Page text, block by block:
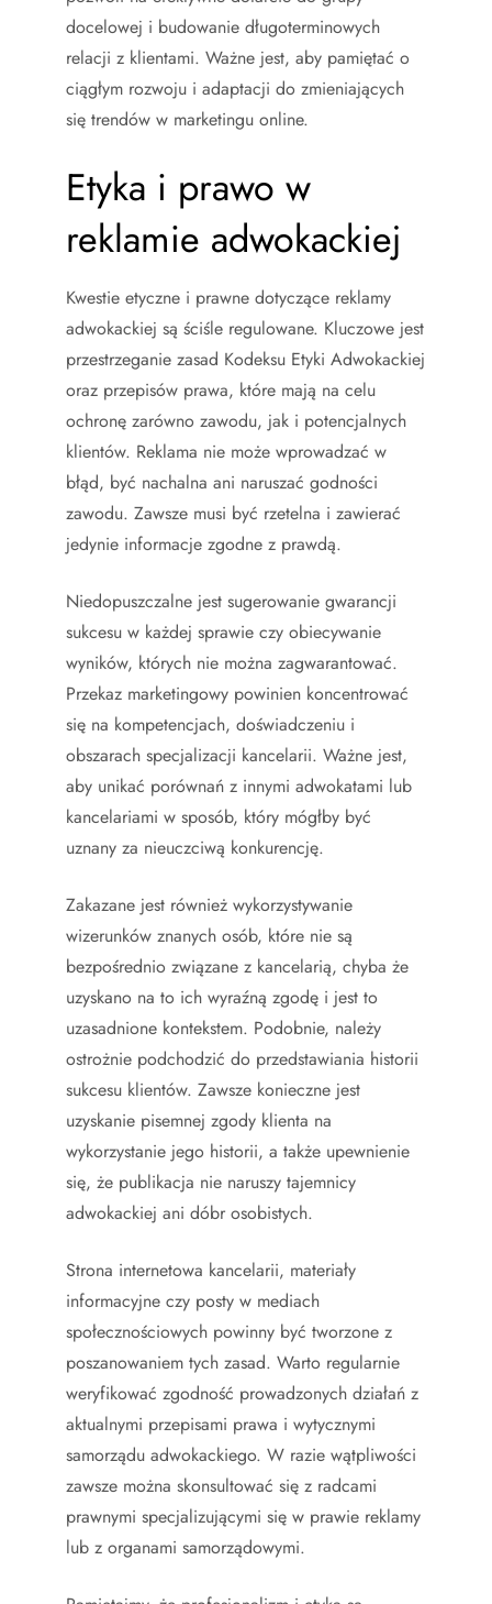
docelowej i budowanie długoterminowych
relacji z klientami. Ważne jest, aby pamiętać o
ciągłym rozwoju i adaptacji do zmieniających
się trendów w marketingu online.
Etyka i prawo w
reklamie adwokackiej
Kwestie etyczne i prawne dotyczące reklamy
adwokackiej są ściśle regulowane. Kluczowe jest
przestrzeganie zasad Kodeksu Etyki Adwokackiej
oraz przepisów prawa, które mają na celu
ochronę zarówno zawodu, jak i potencjalnych
klientów. Reklama nie może wprowadzać w
błąd, być nachalna ani naruszać godności
zawodu. Zawsze musi być rzetelna i zawierać
jedynie informacje zgodne z prawdą.
Niedopuszczalne jest sugerowanie gwarancji
sukcesu w każdej sprawie czy obiecywanie
wyników, których nie można zagwarantować.
Przekaz marketingowy powinien koncentrować
się na kompetencjach, doświadczeniu i
obszarach specjalizacji kancelarii. Ważne jest,
aby unikać porównań z innymi adwokatami lub
kancelariami w sposób, który mógłby być
uznany za nieuczciwą konkurencję.
Zakazane jest również wykorzystywanie
wizerunków znanych osób, które nie są
bezpośrednio związane z kancelarią, chyba że
uzyskano na to ich wyraźną zgodę i jest to
uzasadnione kontekstem. Podobnie, należy
ostrożnie podchodzić do przedstawiania historii
sukcesu klientów. Zawsze konieczne jest
uzyskanie pisemnej zgody klienta na
wykorzystanie jego historii, a także upewnienie
się, że publikacja nie naruszy tajemnicy
adwokackiej ani dóbr osobistych.
Strona internetowa kancelarii, materiały
informacyjne czy posty w mediach
społecznościowych powinny być tworzone z
poszanowaniem tych zasad. Warto regularnie
weryfikować zgodność prowadzonych działań z
aktualnymi przepisami prawa i wytycznymi
samorządu adwokackiego. W razie wątpliwości
zawsze można skonsultować się z radcami
prawnymi specjalizującymi się w prawie reklamy
lub z organami samorządowymi.